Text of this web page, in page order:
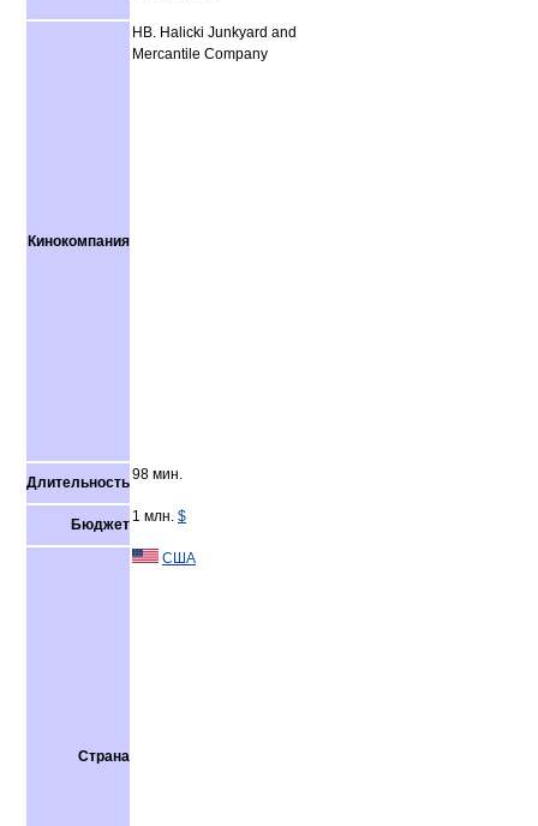
Кинокомпания
HB. Halicki Junkyard and
Mercantile Company
Длительность98 мин.
Бюджет 1 млн. $
Страна
США